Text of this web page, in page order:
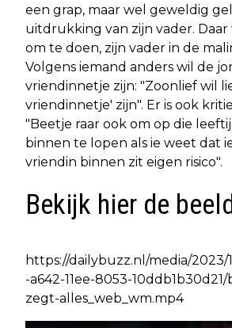
een grap, maar wel geweldig
uitdrukking van zijn vader. Daar
om te doen, zijn vader in de
Volgens iemand anders wil de
vriendinnetje zijn: "Zoonlief wil
vriendinnetje' zijn". Er is ook
"Beetje raar ook om op die
binnen te lopen als ie weet dat
vriendin binnen zit eigen risico".
Bekijk hier de
https://dailybuzz.nl/media/2023/
-a642-11ee-8053-
zegt-alles_web_wm.mp4